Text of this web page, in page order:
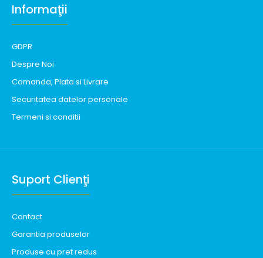
Informaţii
GDPR
Despre Noi
Comanda, Plata si Livrare
Securitatea datelor personale
Termeni si conditii
Suport Clienţi
Contact
Garantia produselor
Produse cu pret redus